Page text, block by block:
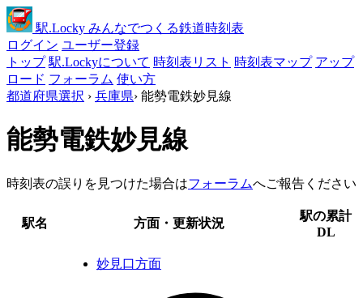
駅.Locky みんなでつくる鉄道時刻表
ログイン ユーザー登録
トップ 駅.Lockyについて 時刻表リスト 時刻表マップ アップ
ロード フォーラム 使い方
都道府県選択 › 兵庫県› 能勢電鉄妙見線
能勢電鉄妙見線
時刻表の誤りを見つけた場合はフォーラムへご報告ください
駅名 方面・更新状況
駅の累計
DL
妙見口方面